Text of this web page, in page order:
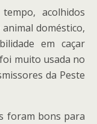
acolhidos
doméstico,
em caçar
muito usada no
da Peste
foram bons para